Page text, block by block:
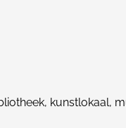
kunstlokaal,